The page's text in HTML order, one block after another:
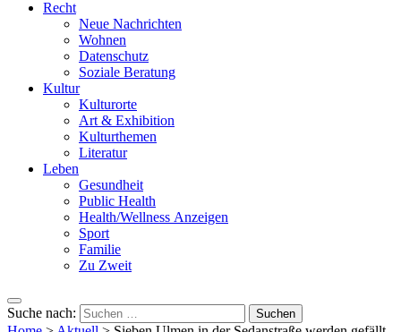
Recht
Neue Nachrichten
Wohnen
Datenschutz
Soziale Beratung
Kultur
Kulturorte
Art & Exhibition
Kulturthemen
Literatur
Leben
Gesundheit
Public Health
Health/Wellness Anzeigen
Sport
Familie
Zu Zweit
Suche nach: